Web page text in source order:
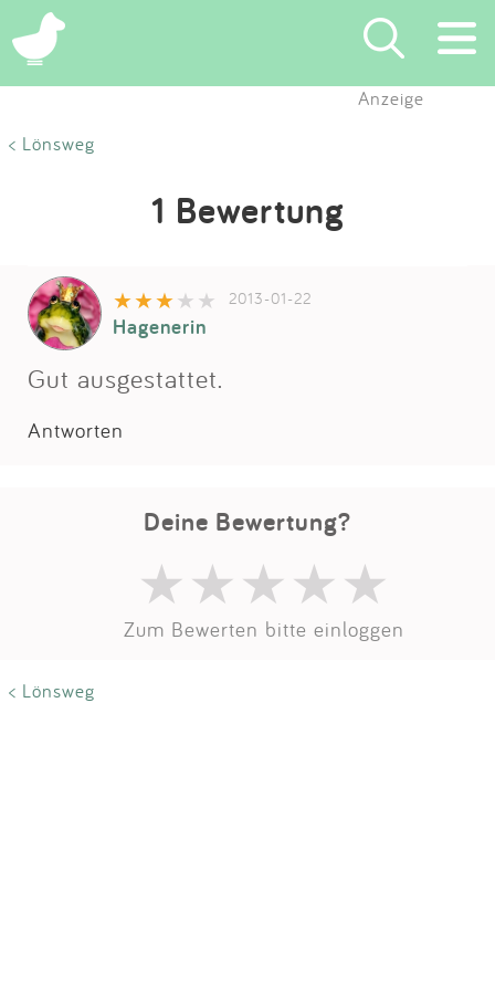
Eintragen
Partner
Anmelden
Anzeige
< Lönsweg
1 Bewertung
2013-01-22
Hagenerin
Gut ausgestattet.
Antworten
Deine Bewertung?
Zum Bewerten bitte einloggen
< Lönsweg